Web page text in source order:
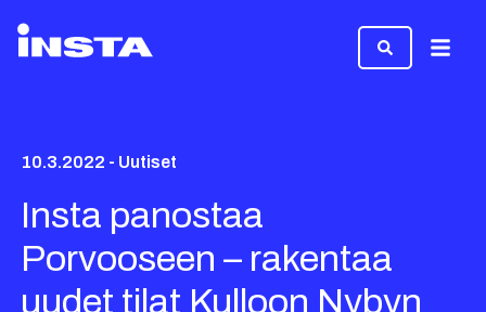
10.3.2022 - Uutiset
Insta panostaa
Porvooseen – rakentaa
uudet tilat Kulloon Nybyn